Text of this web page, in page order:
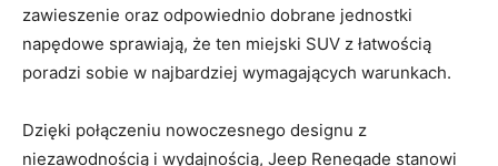
zawieszenie oraz odpowiednio dobrane jednostki
napędowe sprawiają, że ten miejski SUV z łatwością
poradzi⁤ sobie w ​najbardziej wymagających warunkach.
Dzięki połączeniu ⁤nowoczesnego ​designu​ z
niezawodnością i ⁤wydajnością, Jeep Renegade stanowi